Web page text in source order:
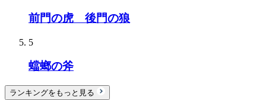
前門の虎 後門の狼
5
蟷螂の斧
ランキングをもっと見る